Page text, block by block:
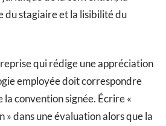
du stagiaire et la lisibilité du
qui rédige une appréciation
employée doit correspondre
convention signée. Écrire «
» dans une évaluation alors que la